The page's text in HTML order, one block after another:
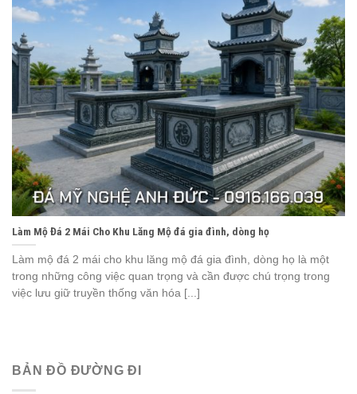
Làm Mộ Đá 2 Mái Cho Khu Lăng Mộ đá gia đình, dòng họ
Làm mộ đá 2 mái cho khu lăng mộ đá gia đình, dòng họ là một
trong những công việc quan trọng và cần được chú trọng trong
việc lưu giữ truyền thống văn hóa [...]
BẢN ĐỒ ĐƯỜNG ĐI